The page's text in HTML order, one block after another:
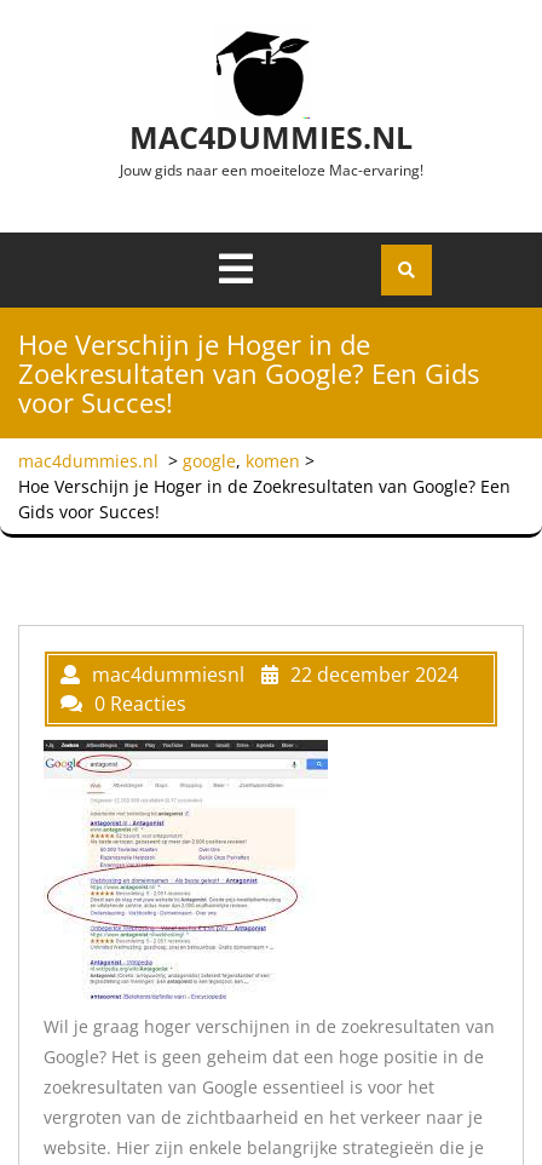
MAC4DUMMIES.NL
Jouw gids naar een moeiteloze Mac-ervaring!
Openen
Hoe Verschijn je Hoger in de
Zoekresultaten van Google? Een Gids
voor Succes!
mac4dummies.nl > google, komen >
Hoe Verschijn je Hoger in de Zoekresultaten van Google? Een
Gids voor Succes!
mac4dummiesnl
22 december 2024
0 Reacties
Wil je graag hoger verschijnen in de zoekresultaten van
Google? Het is geen geheim dat een hoge positie in de
zoekresultaten van Google essentieel is voor het
vergroten van de zichtbaarheid en het verkeer naar je
website. Hier zijn enkele belangrijke strategieën die je